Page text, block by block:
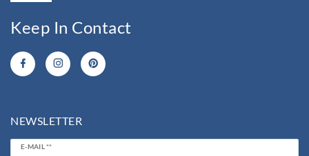
Keep In Contact
NEWSLETTER
E-MAIL **
Ceres::Template.newsletterHoneypotLabel